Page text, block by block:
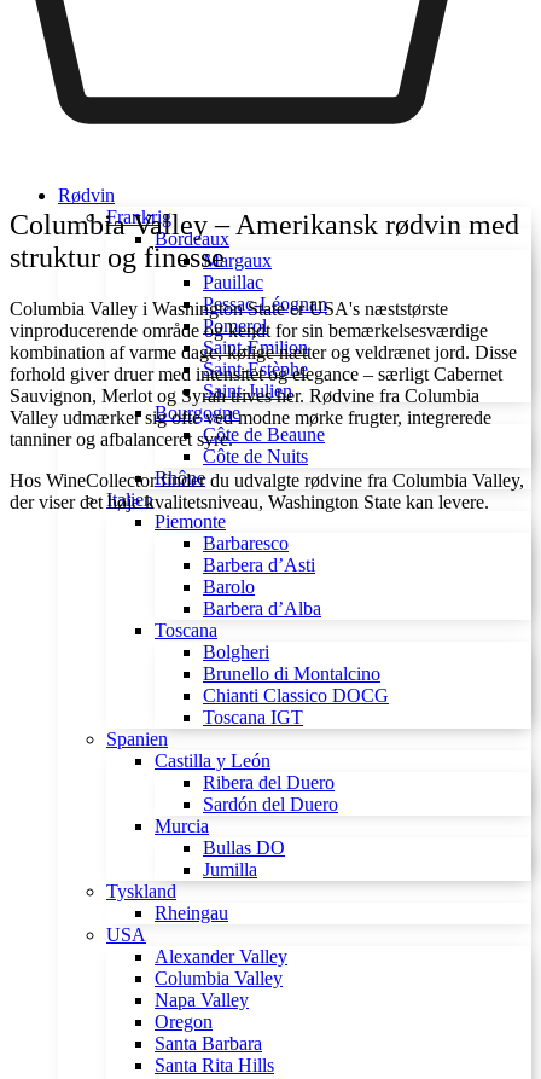
Rødvin
Frankrig
Bordeaux
Margaux
Pauillac
Pessac-Léognan
Pomerol
Saint-Émilion
Saint-Estèphe
Saint-Julien
Bourgogne
Côte de Beaune
Côte de Nuits
Rhône
Italien
Piemonte
Barbaresco
Barbera d’Asti
Barolo
Barbera d’Alba
Toscana
Bolgheri
Brunello di Montalcino
Chianti Classico DOCG
Toscana IGT
Spanien
Castilla y León
Ribera del Duero
Sardón del Duero
Murcia
Bullas DO
Jumilla
Tyskland
Rheingau
USA
Alexander Valley
Columbia Valley
Napa Valley
Oregon
Santa Barbara
Santa Rita Hills
Columbia Valley – Amerikansk rødvin med
struktur og finesse
Columbia Valley i Washington State er USA's næststørste
vinproducerende område og kendt for sin bemærkelsesværdige
kombination af varme dage, kølige nætter og veldrænet jord. Disse
forhold giver druer med intensitet og elegance – særligt Cabernet
Sauvignon, Merlot og Syrah trives her. Rødvine fra Columbia
Valley udmærker sig ofte ved modne mørke frugter, integrerede
tanniner og afbalanceret syre.
Hos WineCollector finder du udvalgte rødvine fra Columbia Valley,
der viser det høje kvalitetsniveau, Washington State kan levere.